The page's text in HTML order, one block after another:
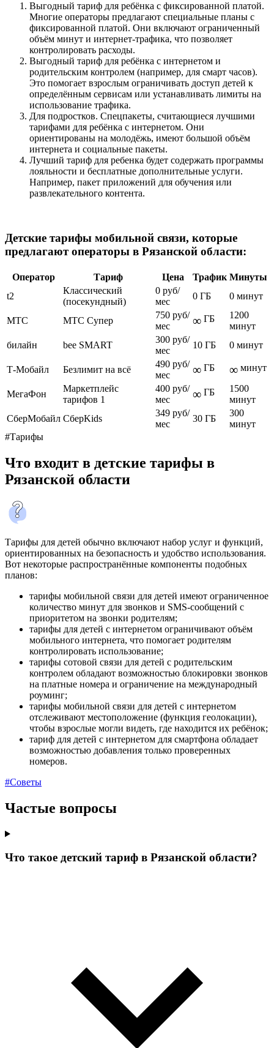
Выгодный тариф для ребёнка с фиксированной платой.
Многие операторы предлагают специальные планы с
фиксированной платой. Они включают ограниченный
объём минут и интернет-трафика, что позволяет
контролировать расходы.
Выгодный тариф для ребёнка с интернетом и
родительским контролем (например, для смарт часов).
Это помогает взрослым ограничивать доступ детей к
определённым сервисам или устанавливать лимиты на
использование трафика.
Для подростков. Спецпакеты, считающиеся лучшими
тарифами для ребёнка с интернетом. Они
ориентированы на молодёжь, имеют большой объём
интернета и социальные пакеты.
Лучший тариф для ребенка будет содержать программы
лояльности и бесплатные дополнительные услуги.
Например, пакет приложений для обучения или
развлекательного контента.
Детские тарифы мобильной связи, которые
предлагают операторы в Рязанской области:
Оператор Тариф Цена Трафик Минуты
t2
Классический
(посекундный)
0 руб/
мес
0 ГБ 0 минут
МТС МТС Супер
750 руб/
мес
∞ ГБ
1200
минут
билайн
bee SMART
300 руб/
мес
10 ГБ 0 минут
Т-Мобайл Безлимит на всё
490 руб/
мес
∞ ГБ ∞ минут
МегаФон
Маркетплейс
тарифов 1
400 руб/
мес
∞ ГБ
1500
минут
СберМобайл СберKids
349 руб/
мес
30 ГБ
300
минут
#Тарифы
Что входит в детские тарифы в
Рязанской области
Тарифы для детей обычно включают набор услуг и функций,
ориентированных на безопасность и удобство использования.
Вот некоторые распространённые компоненты подобных
планов:
тарифы мобильной связи для детей имеют ограниченное
количество минут для звонков и SMS-сообщений с
приоритетом на звонки родителям;
тарифы для детей с интернетом ограничивают объём
мобильного интернета, что помогает родителям
контролировать использование;
тарифы сотовой связи для детей с родительским
контролем обладают возможностью блокировки звонков
на платные номера и ограничение на международный
роуминг;
тарифы мобильной связи для детей с интернетом
отслеживают местоположение (функция геолокации),
чтобы взрослые могли видеть, где находится их ребёнок;
тариф для детей с интернетом для смартфона обладает
возможностью добавления только проверенных
номеров.
#Советы
Частые вопросы
Что такое детский тариф в Рязанской области?